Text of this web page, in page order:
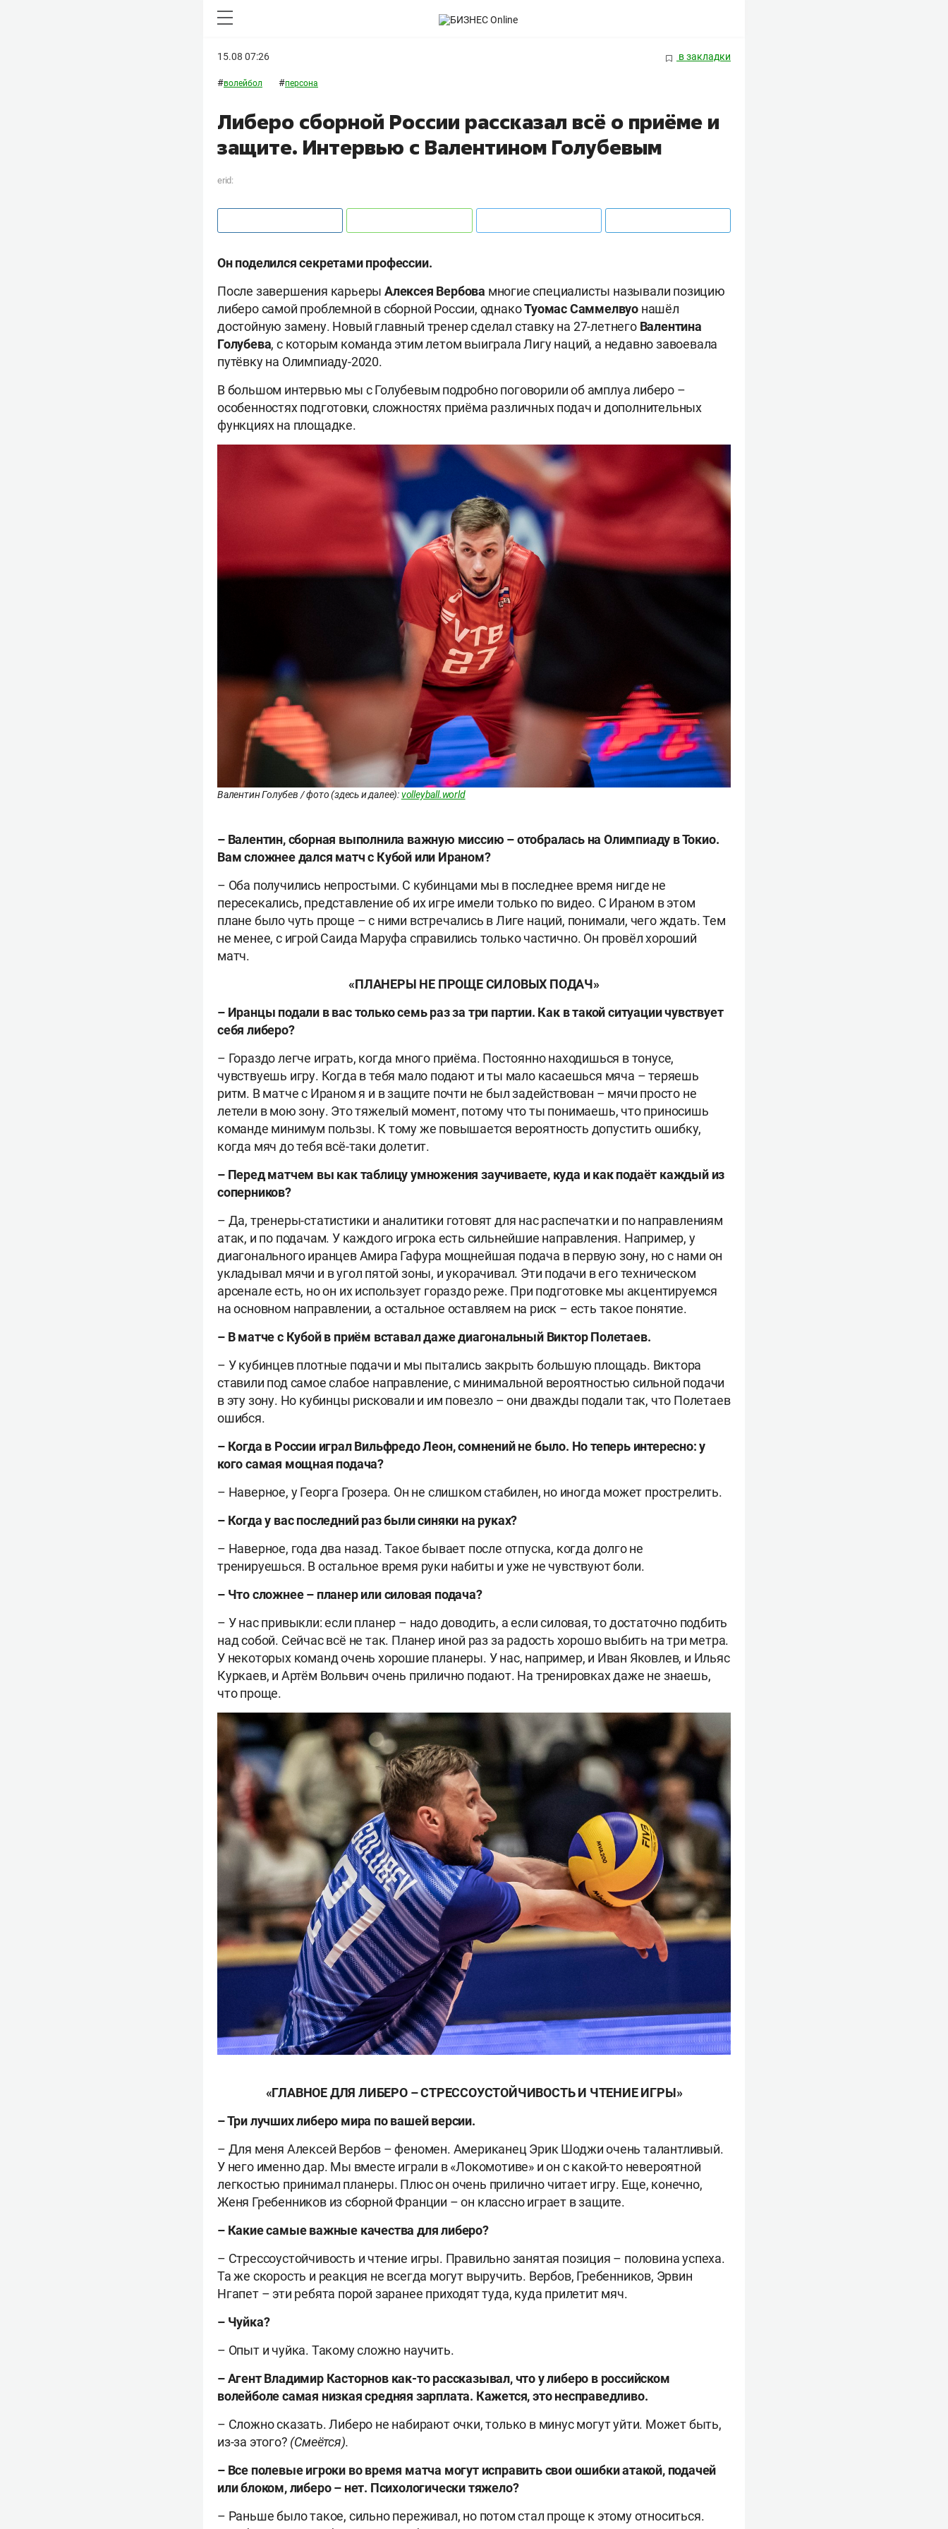
15.08 07:26 в закладки
#волейбол #персона
Либеро сборной России рассказал всё о приёме и
защите. Интервью с Валентином Голубевым
erid:
Он поделился секретами профессии.
После завершения карьерыАлексея Вербова многие специалисты называли позицию
либеро самой проблемной в сборной России, однакоТуомас Саммелвуо нашёл
достойную замену. Новый главный тренер сделал ставку на 27-летнего Валентина
Голубева, с которым команда этим летом выиграла Лигу наций, а недавно завоевала
путёвку на Олимпиаду-2020.
В большом интервью мы с Голубевым подробно поговорили об амплуа либеро –
особенностях подготовки, сложностях приёма различных подач и дополнительных
функциях на площадке.
Валентин Голубев / фото (здесь и далее):volleyball.world
– Валентин, сборная выполнила важную миссию – отобралась на Олимпиаду в Токио.
Вам сложнее дался матч с Кубой или Ираном?
– Оба получились непростыми. С кубинцами мы в последнее время нигде не
пересекались, представление об их игре имели только по видео. С Ираном в этом
плане было чуть проще – с ними встречались в Лиге наций, понимали, чего ждать. Тем
не менее, с игрой Саида Маруфа справились только частично. Он провёл хороший
матч.
«ПЛАНЕРЫ НЕ ПРОЩЕ СИЛОВЫХ ПОДАЧ»
– Иранцы подали в вас только семь раз за три партии. Как в такой ситуации чувствует
себя либеро?
– Гораздо легче играть, когда много приёма. Постоянно находишься в тонусе,
чувствуешь игру. Когда в тебя мало подают и ты мало касаешься мяча – теряешь
ритм. В матче с Ираном я и в защите почти не был задействован – мячи просто не
летели в мою зону. Это тяжелый момент, потому что ты понимаешь, что приносишь
команде минимум пользы. К тому же повышается вероятность допустить ошибку,
когда мяч до тебя всё-таки долетит.
– Перед матчем вы как таблицу умножения заучиваете, куда и как подаёт каждый из
соперников?
– Да, тренеры-статистики и аналитики готовят для нас распечатки и по направлениям
атак, и по подачам. У каждого игрока есть сильнейшие направления. Например, у
диагонального иранцев Амира Гафура мощнейшая подача в первую зону, но с нами он
укладывал мячи и в угол пятой зоны, и укорачивал. Эти подачи в его техническом
арсенале есть, но он их использует гораздо реже. При подготовке мы акцентируемся
на основном направлении, а остальное оставляем на риск – есть такое понятие.
– В матче с Кубой в приём вставал даже диагональный Виктор Полетаев.
– У кубинцев плотные подачи и мы пытались закрыть большую площадь. Виктора
ставили под самое слабое направление, с минимальной вероятностью сильной подачи
в эту зону. Но кубинцы рисковали и им повезло – они дважды подали так, что Полетаев
ошибся.
– Когда в России играл Вильфредо Леон, сомнений не было. Но теперь интересно: у
кого самая мощная подача?
– Наверное, у Георга Грозера. Он не слишком стабилен, но иногда может прострелить.
– Когда у вас последний раз были синяки на руках?
– Наверное, года два назад. Такое бывает после отпуска, когда долго не
тренируешься. В остальное время руки набиты и уже не чувствуют боли.
– Что сложнее – планер или силовая подача?
– У нас привыкли: если планер – надо доводить, а если силовая, то достаточно подбить
над собой. Сейчас всё не так. Планер иной раз за радость хорошо выбить на три метра.
У некоторых команд очень хорошие планеры. У нас, например, и Иван Яковлев, и Ильяс
Куркаев, и Артём Вольвич очень прилично подают. На тренировках даже не знаешь,
что проще.
«ГЛАВНОЕ ДЛЯ ЛИБЕРО – СТРЕССОУСТОЙЧИВОСТЬ И ЧТЕНИЕ ИГРЫ»
– Три лучших либеро мира по вашей версии.
– Для меня Алексей Вербов – феномен. Американец Эрик Шоджи очень талантливый.
У него именно дар. Мы вместе играли в «Локомотиве» и он с какой-то невероятной
легкостью принимал планеры. Плюс он очень прилично читает игру. Еще, конечно,
Женя Гребенников из сборной Франции – он классно играет в защите.
– Какие самые важные качества для либеро?
– Стрессоустойчивость и чтение игры. Правильно занятая позиция – половина успеха.
Та же скорость и реакция не всегда могут выручить. Вербов, Гребенников, Эрвин
Нгапет – эти ребята порой заранее приходят туда, куда прилетит мяч.
– Чуйка?
– Опыт и чуйка. Такому сложно научить.
– Агент Владимир Касторнов как-то рассказывал, что у либеро в российском
волейболе самая низкая средняя зарплата. Кажется, это несправедливо.
– Сложно сказать. Либеро не набирают очки, только в минус могут уйти. Может быть,
из-за этого? (Смеётся).
– Все полевые игроки во время матча могут исправить свои ошибки атакой, подачей
или блоком, либеро – нет. Психологически тяжело?
– Раньше было такое, сильно переживал, но потом стал проще к этому относиться.